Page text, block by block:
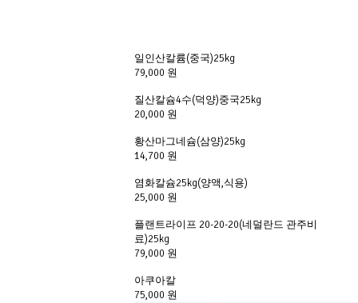
일인산칼륨(중국)25kg
79,000 원
질산칼슘4수(덕양)중국25kg
20,000 원
황산마그네슘(삼양)25kg
14,700 원
염화칼슘25kg(양액,식용)
25,000 원
플랜트라이프 20-20-20(네덜란드 관주비
료)25kg
79,000 원
아쿠아칼
75,000 원